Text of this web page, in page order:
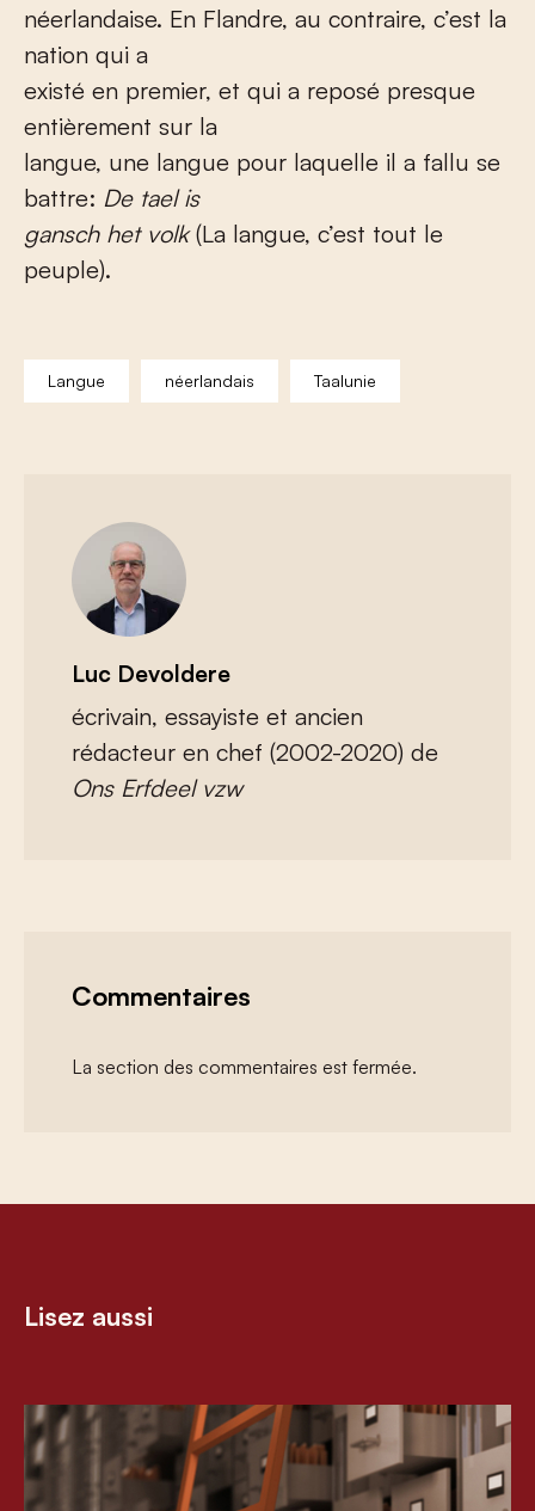
néerlandaise. En Flandre, au contraire, c’est la
nation qui a
existé en premier, et qui a reposé presque
entièrement sur la
langue, une langue pour laquelle il a fallu se
battre: De tael is
gansch het volk(La langue, c’est tout le
peuple).
Langue néerlandais Taalunie
Luc Devoldere
écrivain, essayiste et ancien
rédacteur en chef (2002-2020) de
Ons Erfdeel vzw
Commentaires
La section des commentaires est fermée.
Lisez aussi